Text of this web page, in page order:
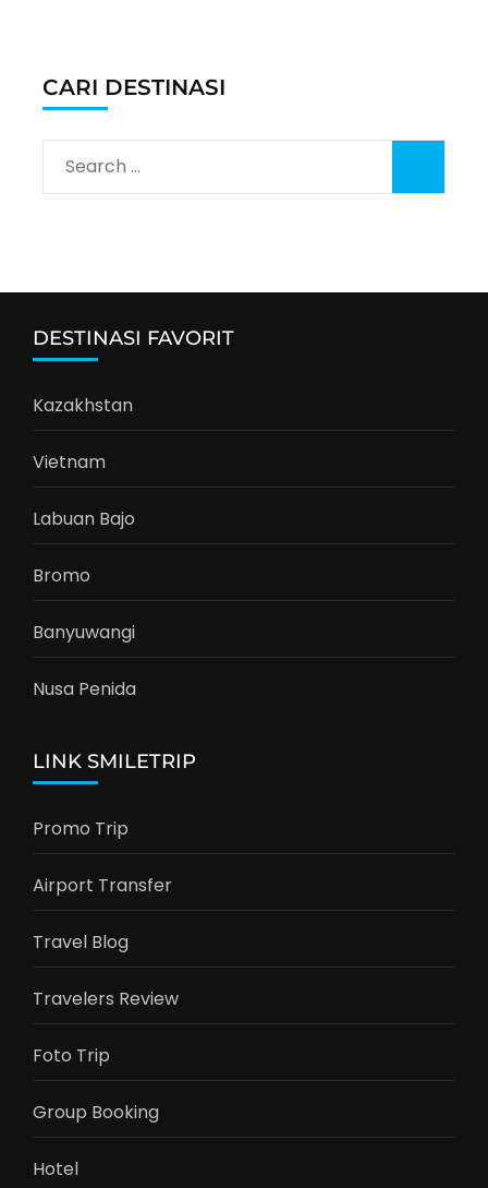
CARI DESTINASI
Search
for:
DESTINASI FAVORIT
Kazakhstan
Vietnam
Labuan Bajo
Bromo
Banyuwangi
Nusa Penida
LINK SMILETRIP
Promo Trip
Airport Transfer
Travel Blog
Travelers Review
Foto Trip
Group Booking
Hotel